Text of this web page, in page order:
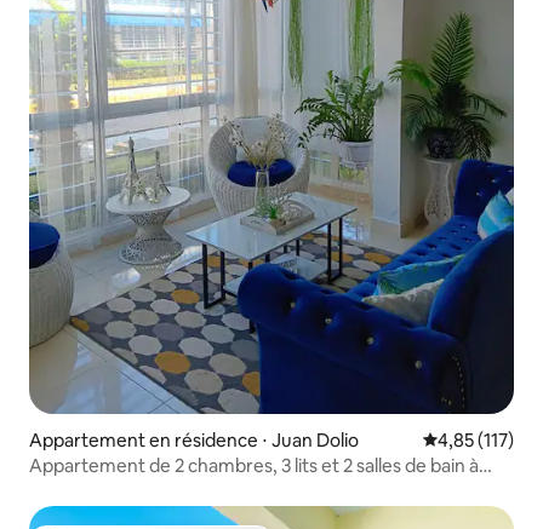
Appartement en résidence ⋅ Juan Dolio Évaluation
4,85 (117)
Appartement de 2 chambres, 3 lits et 2 salles de bain à